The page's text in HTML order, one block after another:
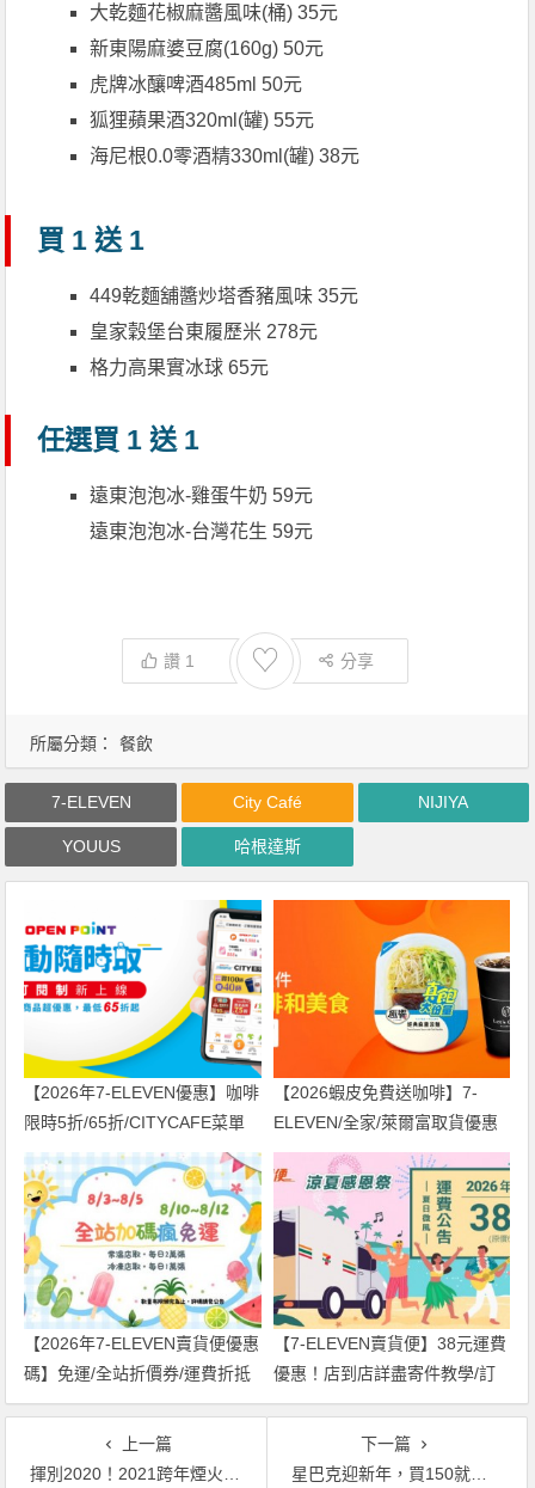
大乾麵花椒麻醬風味(桶) 35元
新東陽麻婆豆腐(160g) 50元
虎牌冰釀啤酒485ml 50元
狐狸蘋果酒320ml(罐) 55元
海尼根0.0零酒精330ml(罐) 38元
買 1 送 1
449乾麵舖醬炒塔香豬風味 35元
皇家穀堡台東履歷米 278元
格力高果實冰球 65元
任選買 1 送 1
遠東泡泡冰-雞蛋牛奶 59元
遠東泡泡冰-台灣花生 59元
讚 1 ♡ 分享
所屬分類： 餐飲
7-ELEVEN City Café NIJIYA
YOUUS 哈根達斯
【2026年7-ELEVEN優惠】咖啡
限時5折/65折/CITYCAFE菜單
一起看！
【2026蝦皮免費送咖啡】7-
ELEVEN/全家/萊爾富取貨優惠
兌換方式一起看
【2026年7-ELEVEN賣貨便優惠
碼】免運/全站折價券/運費折抵
一次看！
【7-ELEVEN賣貨便】38元運費
優惠！店到店詳盡寄件教學/訂
單查詢一起看
上一篇
揮別2020！2021跨年煙火、飯店住宿、樂園門票、客運台鐵、餐飲優惠總整理！
下一篇
星巴克迎新年，買150就贈100元飲料券！2021新春禮盒同步開賣！